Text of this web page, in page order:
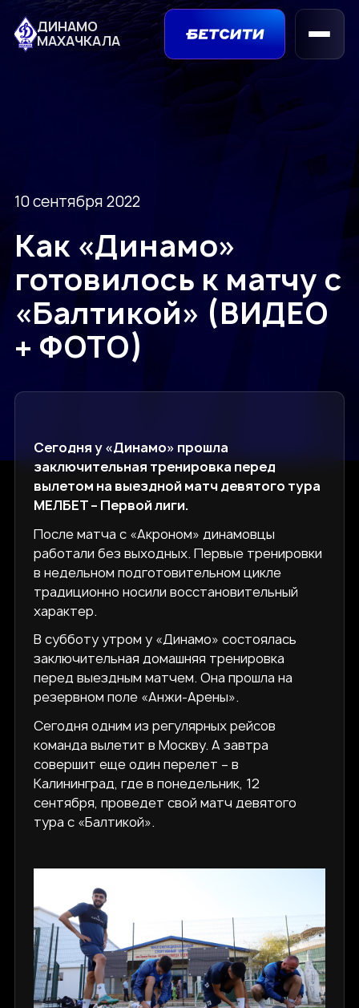
ДИНАМО
МАХАЧКАЛА
10 сентября 2022
Как «Динамо»
готовилось к матчу с
«Балтикой» (ВИДЕО
+ ФОТО)
Сегодня у «Динамо» прошла
заключительная тренировка перед
вылетом на выездной матч девятого тура
МЕЛБЕТ – Первой лиги.
После матча с «Акроном» динамовцы
работали без выходных. Первые тренировки
в недельном подготовительном цикле
традиционно носили восстановительный
характер.
В субботу утром у «Динамо» состоялась
заключительная домашняя тренировка
перед выездным матчем. Она прошла на
резервном поле «Анжи-Арены».
Сегодня одним из регулярных рейсов
команда вылетит в Москву. А завтра
совершит еще один перелет – в
Калининград, где в понедельник, 12
сентября, проведет свой матч девятого
тура с «Балтикой».